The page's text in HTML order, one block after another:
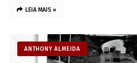
LEIA MAIS »
ANTHONY ALMEIDA